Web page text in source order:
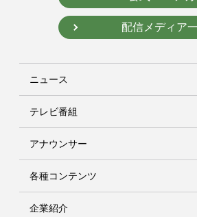
配信メディア
ニュース
テレビ番組
アナウンサー
各種コンテンツ
企業紹介